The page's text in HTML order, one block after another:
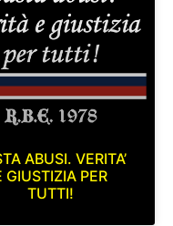
ABUSI. VERITA’
GIUSTIZIA PER
TUTTI!